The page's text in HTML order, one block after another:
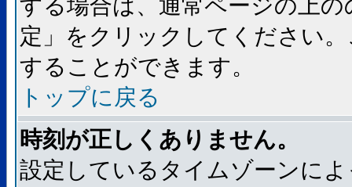
する場合は、通常ページの上
定」をクリックしてください
することができます。
トップに戻る
時刻が正しくありません。
設定しているタイムゾーンに